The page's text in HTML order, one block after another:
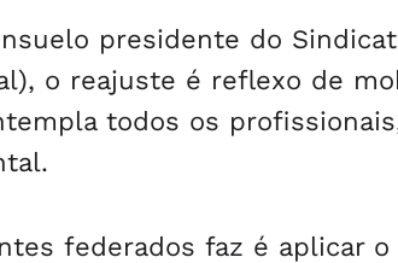
presidente do
o reajuste é reflexo de
todos os
federados faz é aplicar